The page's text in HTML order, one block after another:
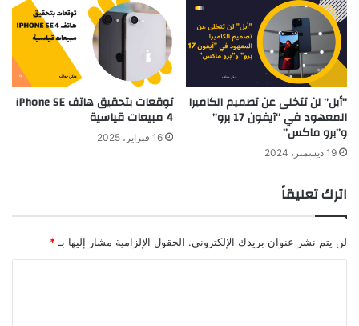
“أبل” لن تتخلى عن تصميم الكاميرا
المعهود في “آيفون 17 برو”
و”برو ماكس”
19 ديسمبر، 2024
توقعات بتحقيق هاتف iPhone SE
4 مبيعات قياسية
16 فبراير، 2025
اترك تعليقاً
لن يتم نشر عنوان بريدك الإلكتروني. الحقول الإلزامية مشار إليها بـ *